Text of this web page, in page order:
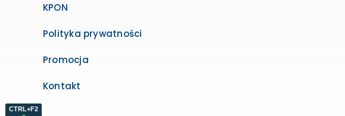
CTRL+F2
KPON
Polityka prywatności
Promocja
Kontakt